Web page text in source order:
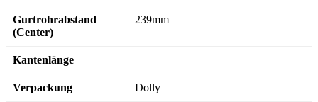
Gurtrohrabstand
(Center)
239mm
Kantenlänge
Verpackung Dolly